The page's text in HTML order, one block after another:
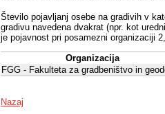
Število pojavljanj osebe na gradivih v
gradivu navedena dvakrat (npr. kot
je pojavnost pri posamezni organizaciji
Organizacija
FGG - Fakulteta za gradbeništvo in
Nazaj